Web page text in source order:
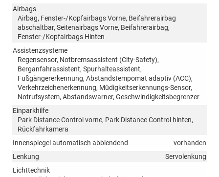
Airbags
Airbag, Fenster-/Kopfairbags Vorne, Beifahrerairbag
abschaltbar, Seitenairbags Vorne, Beifahrerairbag,
Fenster-/Kopfairbags Hinten
Assistenzsysteme
Regensensor, Notbremsassistent (City-Safety),
Berganfahrassistent, Spurhalteassistent,
Fußgängererkennung, Abstandstempomat adaptiv (ACC),
Verkehrzeichenerkennung, Müdigkeitserkennungs-Sensor,
Notrufsystem, Abstandswarner, Geschwindigkeitsbegrenzer
Einparkhilfe
Park Distance Control vorne, Park Distance Control hinten,
Rückfahrkamera
Innenspiegel automatisch abblendend
vorhanden
Lenkung
Servolenkung
Lichttechnik